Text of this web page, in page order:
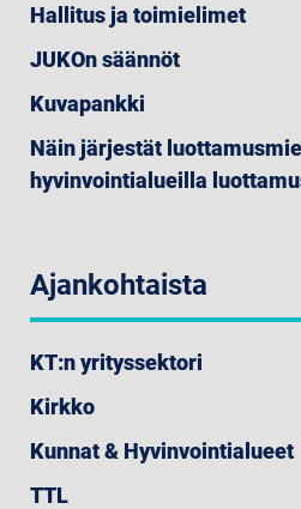
Hallitus ja toimielimet
JUKOn säännöt
Kuvapankki
Näin järjestät
hyvinvointialueilla
Ajankohtaista
KT:n yrityssektori
Kirkko
Kunnat & Hyvinvointialueet
TTL